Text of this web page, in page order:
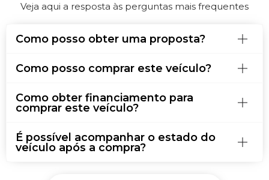
Veja aqui a resposta às perguntas mais frequentes
Como posso obter uma proposta?
Como posso comprar este veículo?
Como obter financiamento para
comprar este veículo?
É possível acompanhar o estado do
veículo após a compra?